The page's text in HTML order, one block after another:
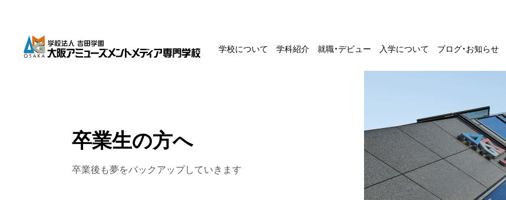
学校について 学科紹介 就職・デビュー 入学について ブログ・お知らせ
卒業生の方へ
卒業後も夢をバックアップしていきます